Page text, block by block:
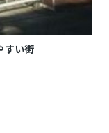
すい街